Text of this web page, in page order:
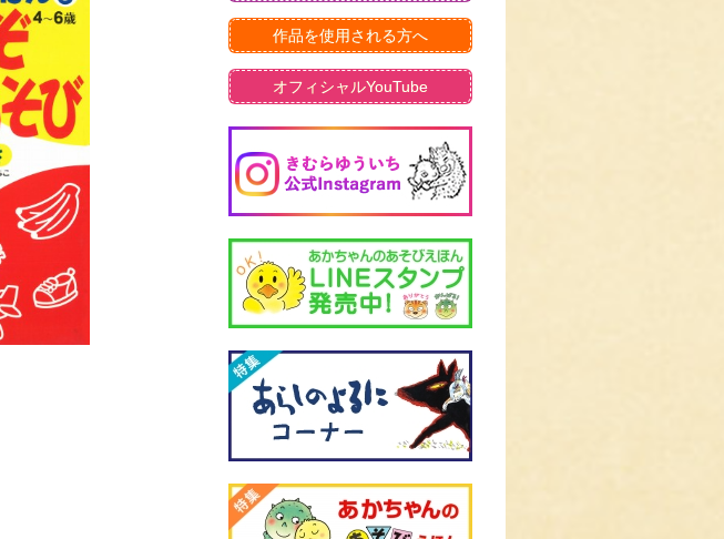
作品を使用される方へ
オフィシャルYouTube